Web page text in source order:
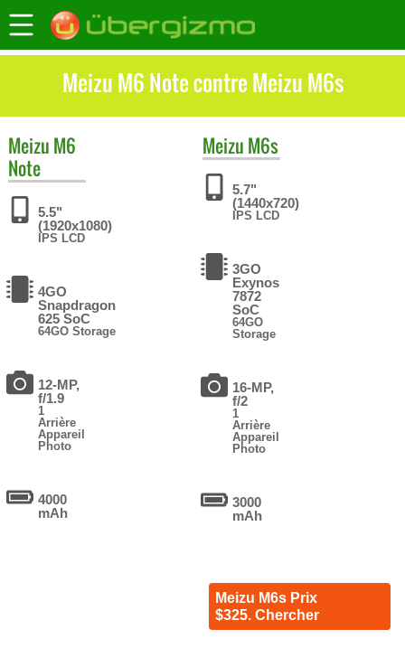
Meizu M6 Note contre Meizu M6s
Meizu M6
Note
5.5"
(1920x1080)
IPS LCD
4GO
Snapdragon
625 SoC
64GO Storage
12-MP,
f/1.9
1
Arrière
Appareil
Photo
4000
mAh
Meizu M6s
5.7"
(1440x720)
IPS LCD
3GO
Exynos
7872
SoC
64GO
Storage
16-MP,
f/2
1
Arrière
Appareil
Photo
3000
mAh
Meizu M6s Prix
$325. Chercher